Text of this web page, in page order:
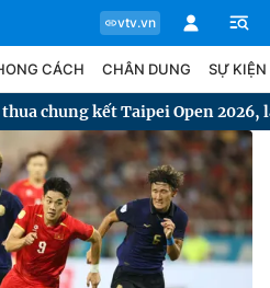
vtv.vn
CÁCH CHÂN DUNG SỰ KIỆN
2026, lần thứ 5 về nhì ở cấp